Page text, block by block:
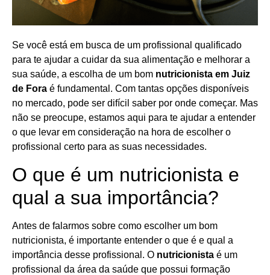
Se você está em busca de um profissional qualificado
para te ajudar a cuidar da sua alimentação e melhorar a
sua saúde, a escolha de um bom nutricionista em Juiz
de Fora é fundamental. Com tantas opções disponíveis
no mercado, pode ser difícil saber por onde começar. Mas
não se preocupe, estamos aqui para te ajudar a entender
o que levar em consideração na hora de escolher o
profissional certo para as suas necessidades.
O que é um nutricionista e
qual a sua importância?
Antes de falarmos sobre como escolher um bom
nutricionista, é importante entender o que é e qual a
importância desse profissional. O nutricionista é um
profissional da área da saúde que possui formação